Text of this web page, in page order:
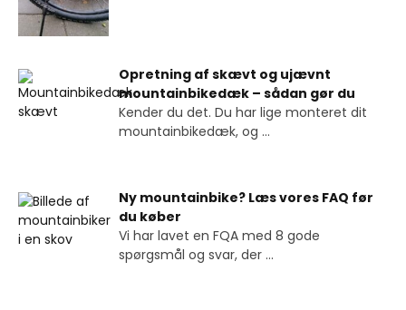
Opretning af skævt og ujævnt
mountainbikedæk – sådan gør du
Kender du det. Du har lige monteret dit
mountainbikedæk, og ...
Ny mountainbike? Læs vores FAQ før
du køber
Vi har lavet en FQA med 8 gode
spørgsmål og svar, der ...